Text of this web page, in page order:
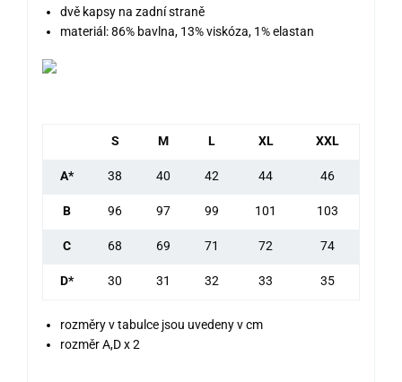
dvě kapsy na zadní straně
materiál: 86% bavlna, 13% viskóza, 1% elastan
S M L XL XXL
A* 38 40 42 44 46
B 96 97 99 101 103
C 68 69 71 72 74
D* 30 31 32 33 35
rozměry v tabulce jsou uvedeny v cm
rozměr A,D x 2